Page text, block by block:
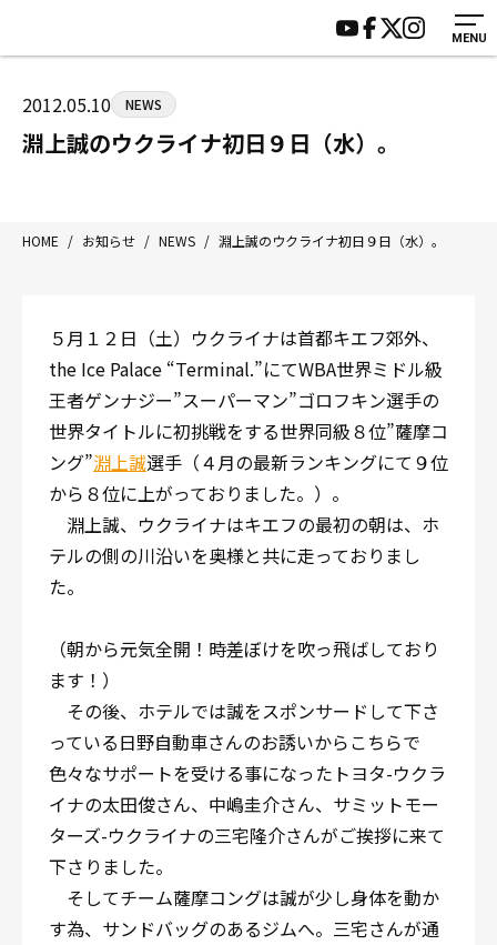
MENU
八王子中屋ボクシングジム
〒192-0072 東京都八王子市南町3-8 第2原嶋ビル1F
Tel/Fax：042-622-7222
営業時間：月〜土 14:00〜22:00 / 日・祝 14:00〜19:00
HOME
ジムについて
トレーニング
入会案内
施設紹介
会員様の声
サポーター募集
2012.05.10 NEWS
淵上誠のウクライナ初日９日（水）。
HOME / お知らせ / NEWS / 淵上誠のウクライナ初日９日（水）。
５月１２日（土）ウクライナは首都キエフ郊外、
the Ice Palace “Terminal.”にてWBA世界ミドル級
王者ゲンナジー”スーパーマン”ゴロフキン選手の
世界タイトルに初挑戦をする世界同級８位”薩摩コ
ング”淵上誠選手（４月の最新ランキングにて９位
から８位に上がっておりました。）。
淵上誠、ウクライナはキエフの最初の朝は、ホ
テルの側の川沿いを奥様と共に走っておりまし
た。
（朝から元気全開！時差ぼけを吹っ飛ばしており
ます！）
その後、ホテルでは誠をスポンサードして下さ
っている日野自動車さんのお誘いからこちらで
色々なサポートを受ける事になったトヨタ-ウクラ
イナの太田俊さん、中嶋圭介さん、サミットモー
ターズ-ウクライナの三宅隆介さんがご挨拶に来て
下さりました。
そしてチーム薩摩コングは誠が少し身体を動か
す為、サンドバッグのあるジムへ。三宅さんが通